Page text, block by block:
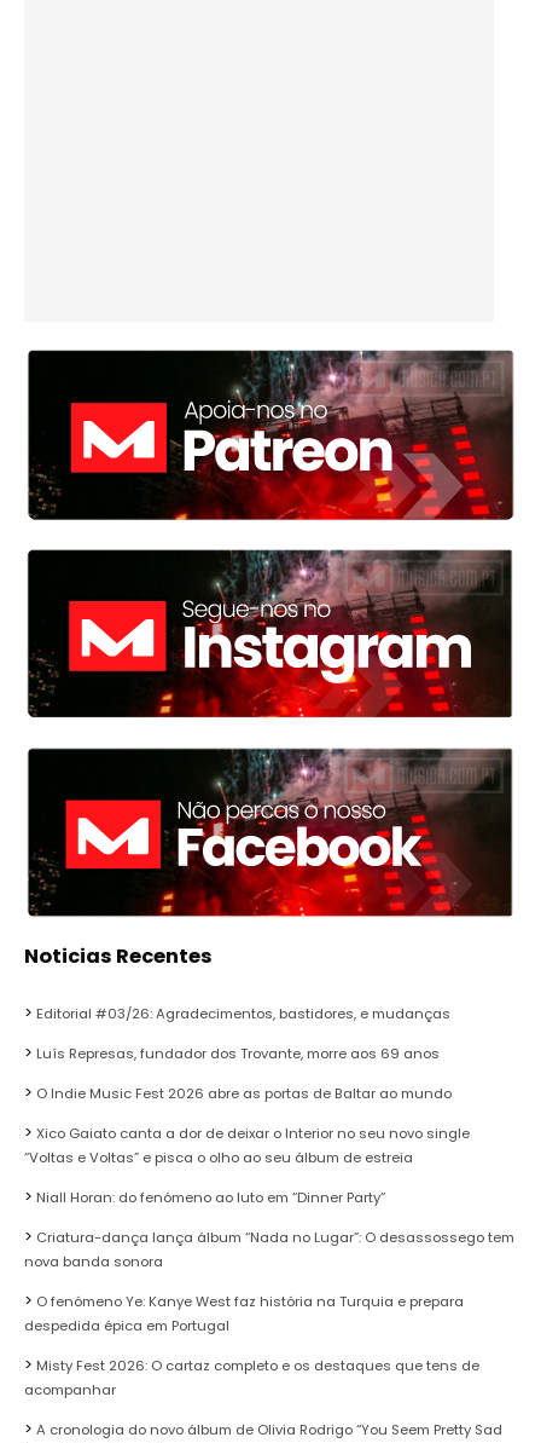
Noticias Recentes
Editorial #03/26: Agradecimentos, bastidores, e mudanças
Luís Represas, fundador dos Trovante, morre aos 69 anos
O Indie Music Fest 2026 abre as portas de Baltar ao mundo
Xico Gaiato canta a dor de deixar o Interior no seu novo single
“Voltas e Voltas” e pisca o olho ao seu álbum de estreia
Niall Horan: do fenómeno ao luto em “Dinner Party”
Criatura-dança lança álbum “Nada no Lugar”: O desassossego tem
nova banda sonora
O fenómeno Ye: Kanye West faz história na Turquia e prepara
despedida épica em Portugal
Misty Fest 2026: O cartaz completo e os destaques que tens de
acompanhar
A cronologia do novo álbum de Olivia Rodrigo “You Seem Pretty Sad